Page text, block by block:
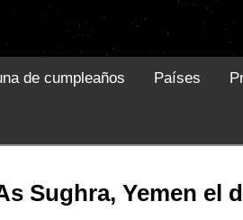
de cumpleaños Países
Sughra, Yemen el